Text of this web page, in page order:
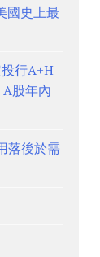
國史上最
行A+H
股年內
落後於需